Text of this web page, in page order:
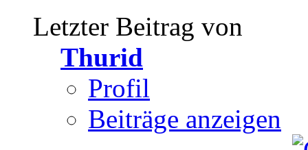
Letzter Beitrag von
Thurid
Profil
Beiträge anzeigen